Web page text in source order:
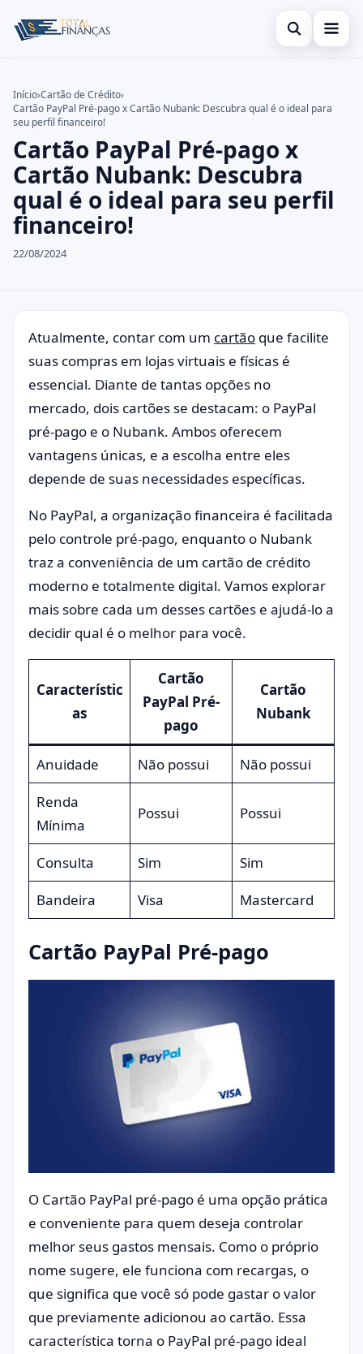
Abrir busca
Cartão de Crédito
Empréstimo
Finanças
Legal
Buscar no site
Buscar por:
Pressione Enter para buscar ou ESC para fechar.
Início›Cartão de Crédito›
Cartão PayPal Pré-pago x Cartão Nubank: Descubra qual é o ideal para
seu perfil financeiro!
Cartão PayPal Pré-pago x
Cartão Nubank: Descubra
qual é o ideal para seu perfil
financeiro!
22/08/2024
Atualmente, contar com um cartão que facilite
suas compras em lojas virtuais e físicas é
essencial. Diante de tantas opções no
mercado, dois cartões se destacam: o PayPal
pré-pago e o Nubank. Ambos oferecem
vantagens únicas, e a escolha entre eles
depende de suas necessidades específicas.
No PayPal, a organização financeira é facilitada
pelo controle pré-pago, enquanto o Nubank
traz a conveniência de um cartão de crédito
moderno e totalmente digital. Vamos explorar
mais sobre cada um desses cartões e ajudá-lo a
decidir qual é o melhor para você.
Característic
as
Cartão
PayPal Pré-
pago
Cartão
Nubank
Anuidade Não possui
Não possui
Renda
Mínima
Possui Possui
Consulta Sim
Sim
Bandeira
Visa Mastercard
Cartão PayPal Pré-pago
O Cartão PayPal pré-pago é uma opção prática
e conveniente para quem deseja controlar
melhor seus gastos mensais. Como o próprio
nome sugere, ele funciona com recargas, o
que significa que você só pode gastar o valor
que previamente adicionou ao cartão. Essa
característica torna o PayPal pré-pago ideal